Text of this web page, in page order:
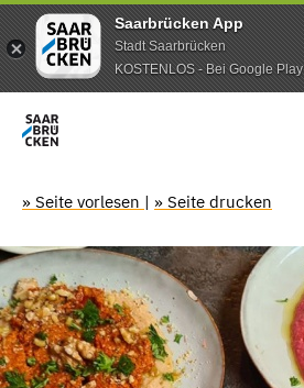
Saarbrücken App
Stadt Saarbrücken
KOSTENLOS - Bei Google Play
» Seite vorlesen | » Seite drucken